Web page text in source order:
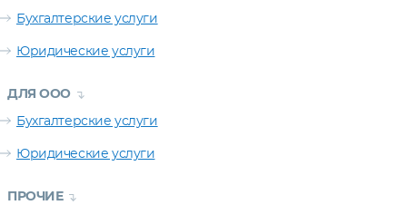
Бухгалтерские услуги
Юридические услуги
ДЛЯ ООО
Бухгалтерские услуги
Юридические услуги
ПРОЧИЕ